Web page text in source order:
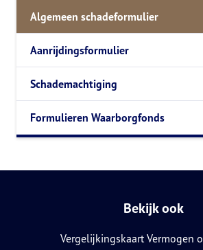
Algemeen schadeformulier
Aanrijdingsformulier
Schademachtiging
Formulieren Waarborgfonds
Bekijk ook
Vergelijkingskaart Vermogen